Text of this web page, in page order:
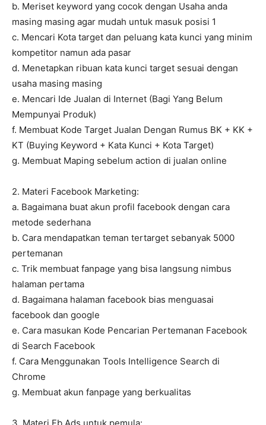
b. Meriset keyword yang cocok dengan Usaha anda
masing masing agar mudah untuk masuk posisi 1
c. Mencari Kota target dan peluang kata kunci yang minim
kompetitor namun ada pasar
d. Menetapkan ribuan kata kunci target sesuai dengan
usaha masing masing
e. Mencari Ide Jualan di Internet (Bagi Yang Belum
Mempunyai Produk)
f. Membuat Kode Target Jualan Dengan Rumus BK + KK +
KT (Buying Keyword + Kata Kunci + Kota Target)
g. Membuat Maping sebelum action di jualan online
2. Materi Facebook Marketing:
a. Bagaimana buat akun profil facebook dengan cara
metode sederhana
b. Cara mendapatkan teman tertarget sebanyak 5000
pertemanan
c. Trik membuat fanpage yang bisa langsung nimbus
halaman pertama
d. Bagaimana halaman facebook bias menguasai
facebook dan google
e. Cara masukan Kode Pencarian Pertemanan Facebook
di Search Facebook
f. Cara Menggunakan Tools Intelligence Search di
Chrome
g. Membuat akun fanpage yang berkualitas